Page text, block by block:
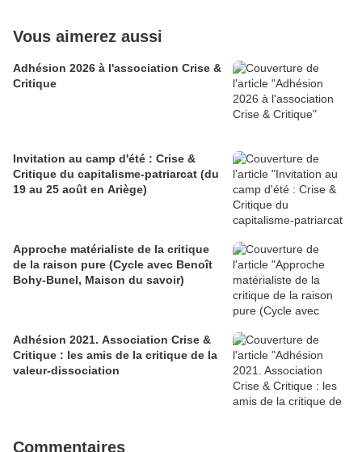
Vous aimerez aussi
Adhésion 2026 à l'association Crise &
Critique
Invitation au camp d'été : Crise &
Critique du capitalisme-patriarcat (du
19 au 25 août en Ariège)
Approche matérialiste de la critique
de la raison pure (Cycle avec Benoît
Bohy-Bunel, Maison du savoir)
Adhésion 2021. Association Crise &
Critique : les amis de la critique de la
valeur-dissociation
Commentaires